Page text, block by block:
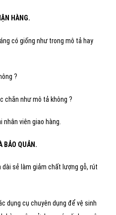
HÀNG.
có giống như trong mô tả hay
?
chắn như mô tả không ?
nhân viên giao hàng.
BẢO QUẢN.
dài sẻ làm giảm chất lượng gỗ, rút
dụng cụ chuyên dụng để vệ sinh